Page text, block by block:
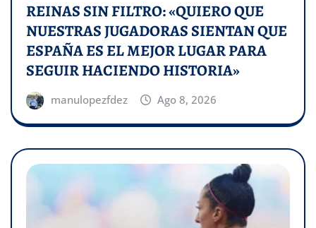
REINAS SIN FILTRO: «QUIERO QUE
NUESTRAS JUGADORAS SIENTAN QUE
ESPAÑA ES EL MEJOR LUGAR PARA
SEGUIR HACIENDO HISTORIA»
manulopezfdez Ago 8, 2026